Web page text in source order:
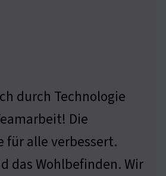
durch Technologie
Die
für alle verbessert.
das Wohlbefinden. Wir